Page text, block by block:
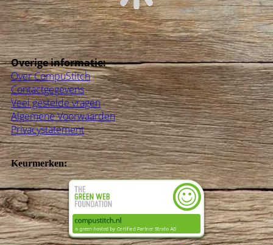
Overige informatie:
Over CompuStitch
Contactgegevens
Veel gestelde vragen
Algemene Voorwaarden
Privacystatement
Keurmerken: